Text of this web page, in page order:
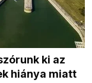
ki az
hiánya miatt